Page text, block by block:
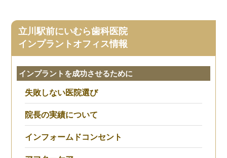
立川駅前にいむら歯科医院
インプラントオフィス情報
インプラントを成功させるために
失敗しない医院選び
院長の実績について
インフォームドコンセント